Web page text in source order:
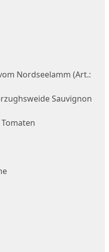
Nordseelamm (Art.:
Sauvignon